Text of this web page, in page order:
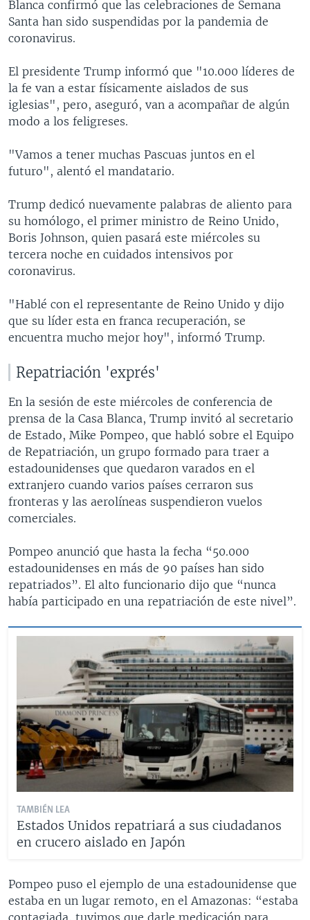
Blanca confirmó que las celebraciones de Semana
Santa han sido suspendidas por la pandemia de
coronavirus.
El presidente Trump informó que "10.000 líderes de
la fe van a estar físicamente aislados de sus
iglesias", pero, aseguró, van a acompañar de algún
modo a los feligreses.
"Vamos a tener muchas Pascuas juntos en el
futuro", alentó el mandatario.
Trump dedicó nuevamente palabras de aliento para
su homólogo, el primer ministro de Reino Unido,
Boris Johnson, quien pasará este miércoles su
tercera noche en cuidados intensivos por
coronavirus.
"Hablé con el representante de Reino Unido y dijo
que su líder esta en franca recuperación, se
encuentra mucho mejor hoy", informó Trump.
Repatriación 'exprés'
En la sesión de este miércoles de conferencia de
prensa de la Casa Blanca, Trump invitó al secretario
de Estado, Mike Pompeo, que habló sobre el Equipo
de Repatriación, un grupo formado para traer a
estadounidenses que quedaron varados en el
extranjero cuando varios países cerraron sus
fronteras y las aerolíneas suspendieron vuelos
comerciales.
Pompeo anunció que hasta la fecha “50.000
estadounidenses en más de 90 países han sido
repatriados”. El alto funcionario dijo que “nunca
había participado en una repatriación de este nivel”.
TAMBIÉN LEA
Estados Unidos repatriará a sus ciudadanos
en crucero aislado en Japón
Pompeo puso el ejemplo de una estadounidense que
estaba en un lugar remoto, en el Amazonas: “estaba
contagiada, tuvimos que darle medicación para